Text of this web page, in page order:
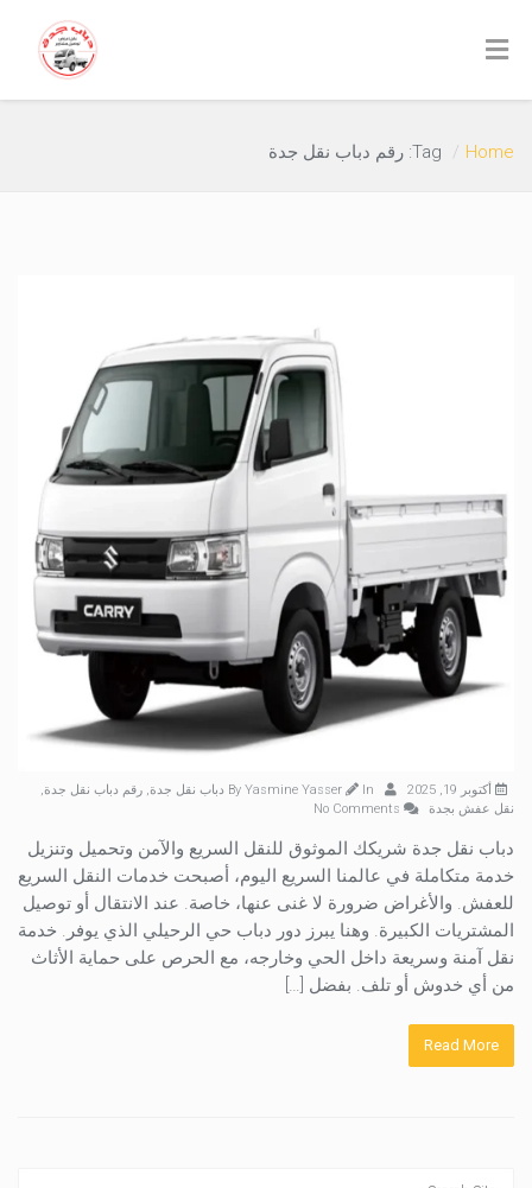
Home Tag: رقم دباب نقل جدة
أكتوبر 19, 2025 Yasmine Yasser In دباب نقل جدة, رقم دباب نقل جدة,
نقل عفش بجدة
دباب نقل جدة شريكك الموثوق للنقل السريع والآمن وتحميل وتنزيل
خدمة متكاملة في عالمنا السريع اليوم، أصبحت خدمات النقل السريع
للعفش. والأغراض ضرورة لا غنى عنها، خاصة. عند الانتقال أو توصيل
المشتريات الكبيرة. وهنا يبرز دور دباب حي الرحيلي الذي يوفر. خدمة
نقل آمنة وسريعة داخل الحي وخارجه، مع الحرص على حماية الأثاث
من أي خدوش أو تلف. بفضل […]
Read More